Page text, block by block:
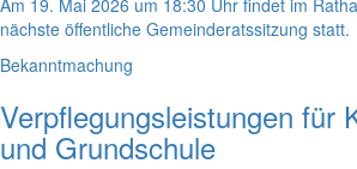
nächste öffentliche Gemeinderatssitzung statt.
Bekanntmachung
Verpflegungsleistungen für
und Grundschule